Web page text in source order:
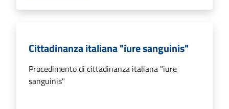
Cittadinanza italiana "iure sanguinis"
Procedimento di cittadinanza italiana "iure
sanguinis"